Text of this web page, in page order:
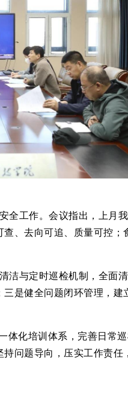
工作。会议指出，上月
、去向可追、质量可控
与定时巡检机制，全面
是健全问题闭环管理，
化培训体系，完善日常
问题导向，压实工作责